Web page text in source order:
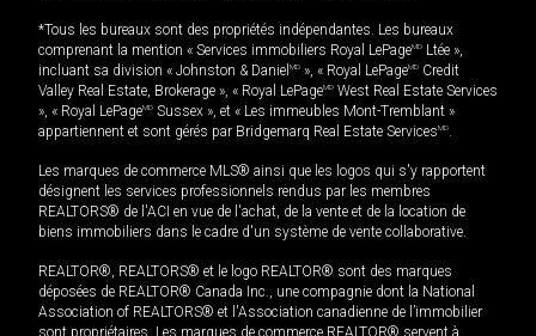
*Tous les bureaux sont des propriétés indépendantes. Les bureaux
comprenant la mention « Services immobiliers Royal LePageMD Ltée »,
incluant sa division « Johnston & Daniel MD », « Royal LePageMD Credit
Valley Real Estate, Brokerage », « Royal LePageMD West Real Estate Services
», « Royal LePageMD Sussex », et « Les immeubles Mont-Tremblant »
appartiennent et sont gérés par Bridgemarq Real Estate ServicesMD
Les marques de commerce MLS® ainsi que les logos qui s'y rapportent
désignent les services professionnels rendus par les membres
REALTORS® de l'ACI en vue de l'achat, de la vente et de la location de
biens immobiliers dans le cadre d'un système de vente collaborative.
REALTOR®, REALTORS® et le logo REALTOR® sont des marques
déposées de REALTOR® Canada Inc., une compagnie dont la National
Association of REALTORS® et l'Association canadienne de l’immobilier
sont propriétaires. Les marques de commerce REALTOR® servent à